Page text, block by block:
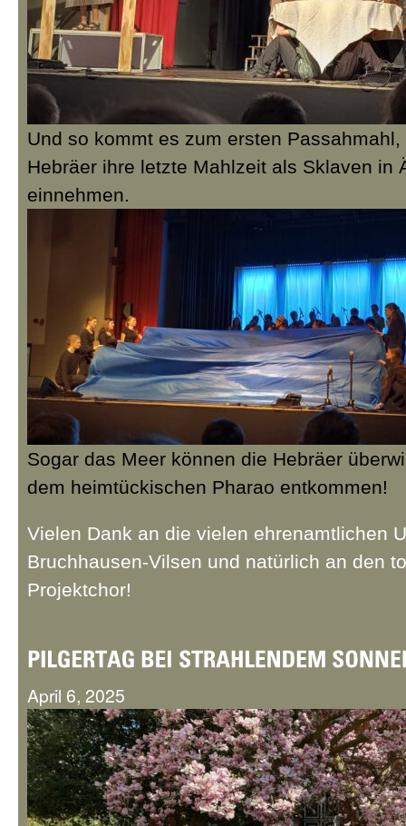
Und so kommt es zum ersten
Hebräer ihre letzte Mahlzeit als Sklaven in
einnehmen.
Sogar das Meer können die Hebräer
dem heimtückischen Pharao entkommen!
Vielen Dank an die vielen ehrenamtlichen
Bruchhausen-Vilsen und natürlich an den
Projektchor!
April 6, 2025